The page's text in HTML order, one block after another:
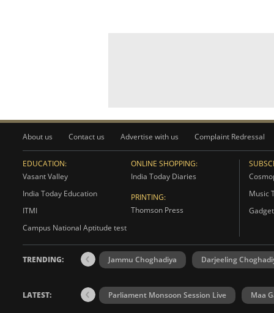
About us Contact us Advertise with us Complaint Redressal
EDUCATION:
Vasant Valley
India Today Education
ITMI
Campus National Aptitude test
ONLINE SHOPPING:
India Today Diaries
PRINTING:
Thomson Press
Music
TRENDING: Jammu Choghadiya Darjeeling
LATEST: Parliament Monsoon Session Live Maa